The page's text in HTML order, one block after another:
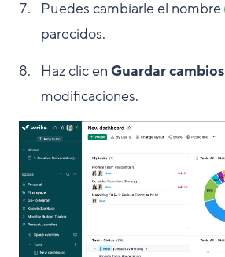
Puedes cambiarle el nombre
parecidos.
Haz clic en Guardar cambios
modificaciones.